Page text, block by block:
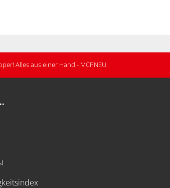
Alles aus einer Hand - MCPNEU